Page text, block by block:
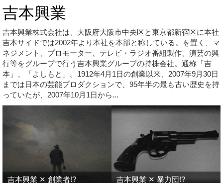
吉本興業
吉本興業株式会社は、大阪府大阪市中央区と東京都新宿区に本社
吉本サイドでは2002年より本社を本部と称している。を置く、マ
ネジメント、プロモーター、テレビ・ラジオ番組製作、演芸の興
行等をグループで行う吉本興業グループの持株会社。通称「吉
本」、「よしもと」。1912年4月1日の創業以来、2007年9月30日
までは日本の芸能プロダクションで、95年半の最も古い歴史を持
っていたが、2007年10月1日から...
吉本興業 ✕ 創業者!? 吉本興業 ✕ 暴力団!?